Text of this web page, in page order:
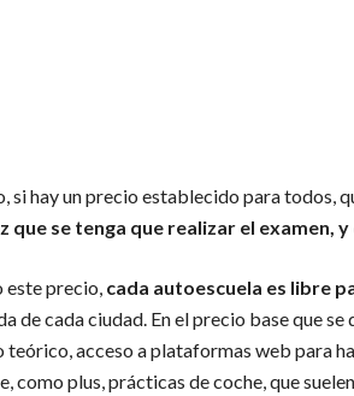
si hay un precio establecido para todos,
que se tenga que realizar el examen,
este precio, cada autoescuela es libre
de cada ciudad. En el precio base que
acceso a plataformas web para
como plus, prácticas de coche, que